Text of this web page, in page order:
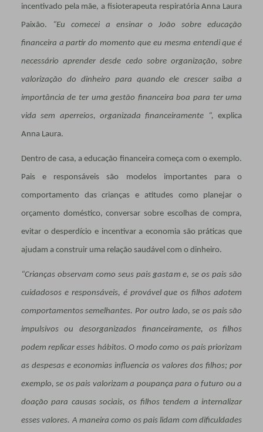
incentivado pela mãe, a fisioterapeuta respiratória Anna Laura
Paixão. “Eu comecei a ensinar o João sobre educação
financeira a partir do momento que eu mesma entendi que é
necessário aprender desde cedo sobre organização, sobre
valorização do dinheiro para quando ele crescer saiba a
importância de ter uma gestão financeira boa para ter uma
vida sem aperreios, organizada financeiramente “,explica
Anna Laura.
Dentro de casa, a educação financeira começa com o exemplo.
Pais e responsáveis são modelos importantes para o
comportamento das crianças e atitudes como planejar o
orçamento doméstico, conversar sobre escolhas de compra,
evitar o desperdício e incentivar a economia são práticas que
ajudam a construir uma relação saudável com o dinheiro.
“Crianças observam como seus pais gastam e, se os pais são
cuidadosos e responsáveis, é provável que os filhos adotem
comportamentos semelhantes. Por outro lado, se os pais são
impulsivos ou desorganizados financeiramente, os filhos
podem replicar esses hábitos. O modo como os pais priorizam
as despesas e economias influencia os valores dos filhos; por
exemplo, se os pais valorizam a poupança para o futuro ou a
doação para causas sociais, os filhos tendem a internalizar
esses valores. A maneira como os pais lidam com dificuldades